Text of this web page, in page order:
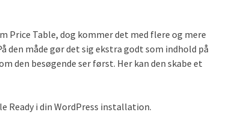
Table, dog kommer det med flere og mere
den måde gør det sig ekstra godt som indhold på
den besøgende ser først. Her kan den skabe et
Ready i din WordPress installation.